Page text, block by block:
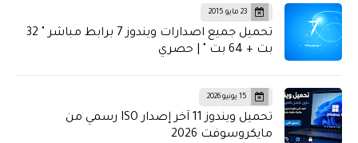
23 مايو 2015
تحميل جميع اصدارات ويندوز 7 برابط مباشر " 32
بت + 64 بت " | حصري
15 يونيو 2026
تحميل ويندوز 11 آخر إصدار ISO رسمي من
مايكروسوفت 2026